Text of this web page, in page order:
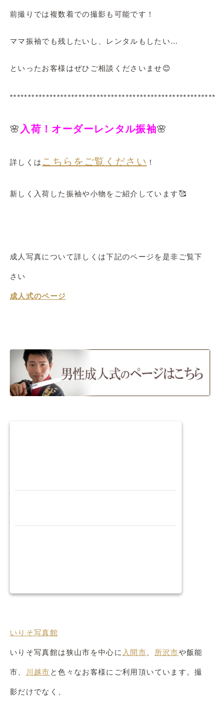
前撮りでは複数着での撮影も可能です！
ママ振袖でも残したいし、レンタルもしたい…
といったお客様はぜひご相談くださいませ😊
*********************************************************
🌸 入荷！オーダーレンタル振袖🌸
詳しくは こちらをご覧ください ！
新しく入荷した振袖や小物をご紹介しています🥰
成人写真について詳しくは下記のページを是非ご覧下
さい
成人式のページ
いりそ写真館
いりそ写真館は狭山市を中心に 入間市、 所沢市や飯能
市、 川越市 と色々なお客様にご利用頂いています。撮
影だけでなく、